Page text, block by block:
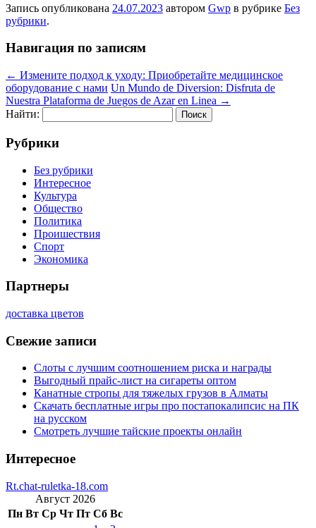
Запись опубликована 24.07.2023 автором Gwp в рубрике Без
рубрики.
Навигация по записям
← Измените подход к уходу: Приобретайте медицинское
оборудование с нами Un Mundo de Diversion: Disfruta de
Nuestra Plataforma de Juegos de Azar en Linea →
Найти:
Рубрики
Без рубрики
Интересное
Культура
Общество
Политика
Проишествия
Спорт
Экономика
Партнеры
доставка цветов
Свежие записи
Слоты с лучшим соотношением риска и награды
Выгодный прайс-лист на сигареты оптом
Канатные стропы для тяжелых грузов в Алматы
Скачать бесплатные игры про постапокалипсис на ПК
на русском
Смотреть лучшие тайские проекты онлайн
Интересное
Rt.chat-ruletka-18.com
Август 2026
Пн Вт Ср Чт Пт Сб Вс